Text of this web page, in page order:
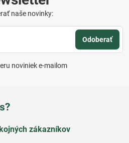
naše novinky:
Odoberať
noviniek e-mailom
zákazníkov